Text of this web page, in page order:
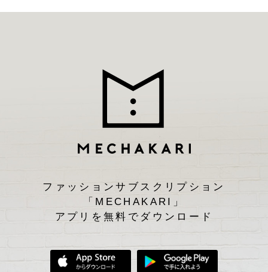
ファッションサブスクリプション
「MECHAKARI」
アプリを無料でダウンロード
App Storeからダウンロード